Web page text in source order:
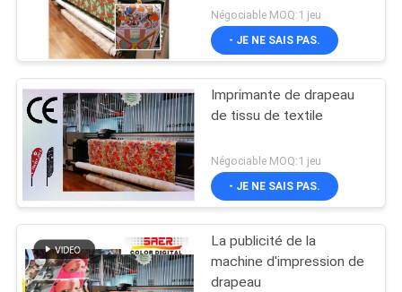
machine d'impression de
drapeau pour l'affichage
Négociable MOQ:1 jeu
- JE NE SAIS PAS.
Imprimante de drapeau
de tissu de textile
Négociable MOQ:1 jeu
- JE NE SAIS PAS.
La publicité de la
machine d'impression de
drapeau